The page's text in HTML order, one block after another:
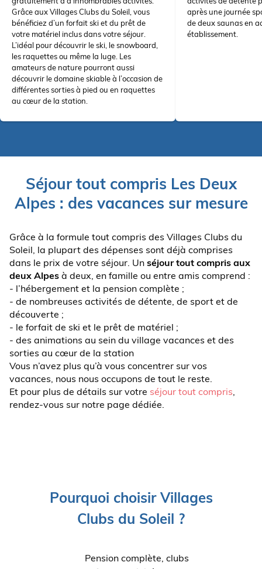
Grâce aux Villages Clubs du Soleil, vous
bénéficiez d’un forfait ski et du prêt de
votre matériel inclus dans votre séjour.
L’idéal pour découvrir le ski, le snowboard,
les raquettes ou même la luge. Les
amateurs de nature pourront aussi
découvrir le domaine skiable à l’occasion de
différentes sorties à pied ou en raquettes
au cœur de la station.
après une journée
de deux saunas en
établissement.
Séjour tout compris Les Deux
Alpes : des vacances sur mesure
Grâce à la formule tout compris des Villages Clubs du
Soleil, la plupart des dépenses sont déjà comprises
dans le prix de votre séjour. Un séjour tout compris aux
deux Alpes à deux, en famille ou entre amis comprend :
- l’hébergement et la pension complète ;
- de nombreuses activités de détente, de sport et de
découverte ;
- le forfait de ski et le prêt de matériel ;
- des animations au sein du village vacances et des
sorties au cœur de la station
Vous n’avez plus qu’à vous concentrer sur vos
vacances, nous nous occupons de tout le reste.
Et pour plus de détails sur votre séjour tout compris,
rendez-vous sur notre page dédiée.
Pourquoi choisir Villages
Clubs du Soleil ?
Pension complète, clubs